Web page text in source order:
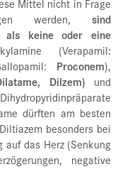
Mittel nicht in Frage
werden, sind
als keine oder eine
(Verapamil:
Proconem),
Dilzem) und
dürften am besten
besonders bei
das Herz (Senkung
negative